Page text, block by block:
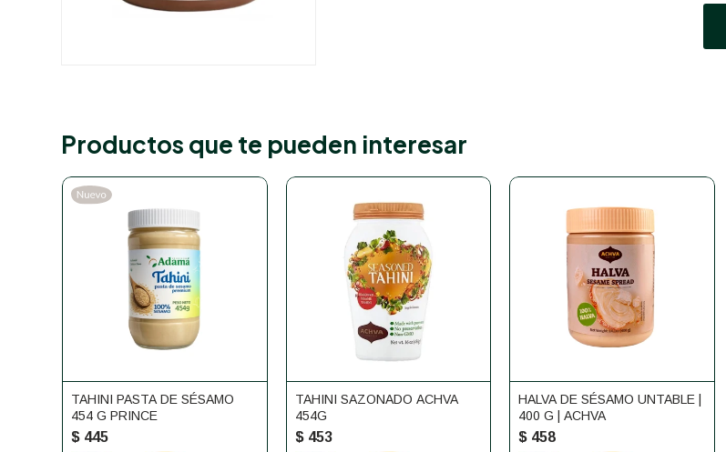
Productos que te pueden interesar
TAHINI PASTA DE SÉSAMO
454 G PRINCE
$ 445
TAHINI SAZONADO ACHVA
454G
$ 453
HALVA DE SÉSAMO UNTABLE |
400 G | ACHVA
$ 458